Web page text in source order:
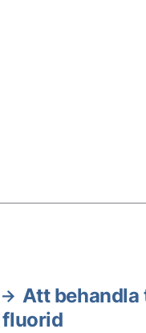
Att behandla
fluorid